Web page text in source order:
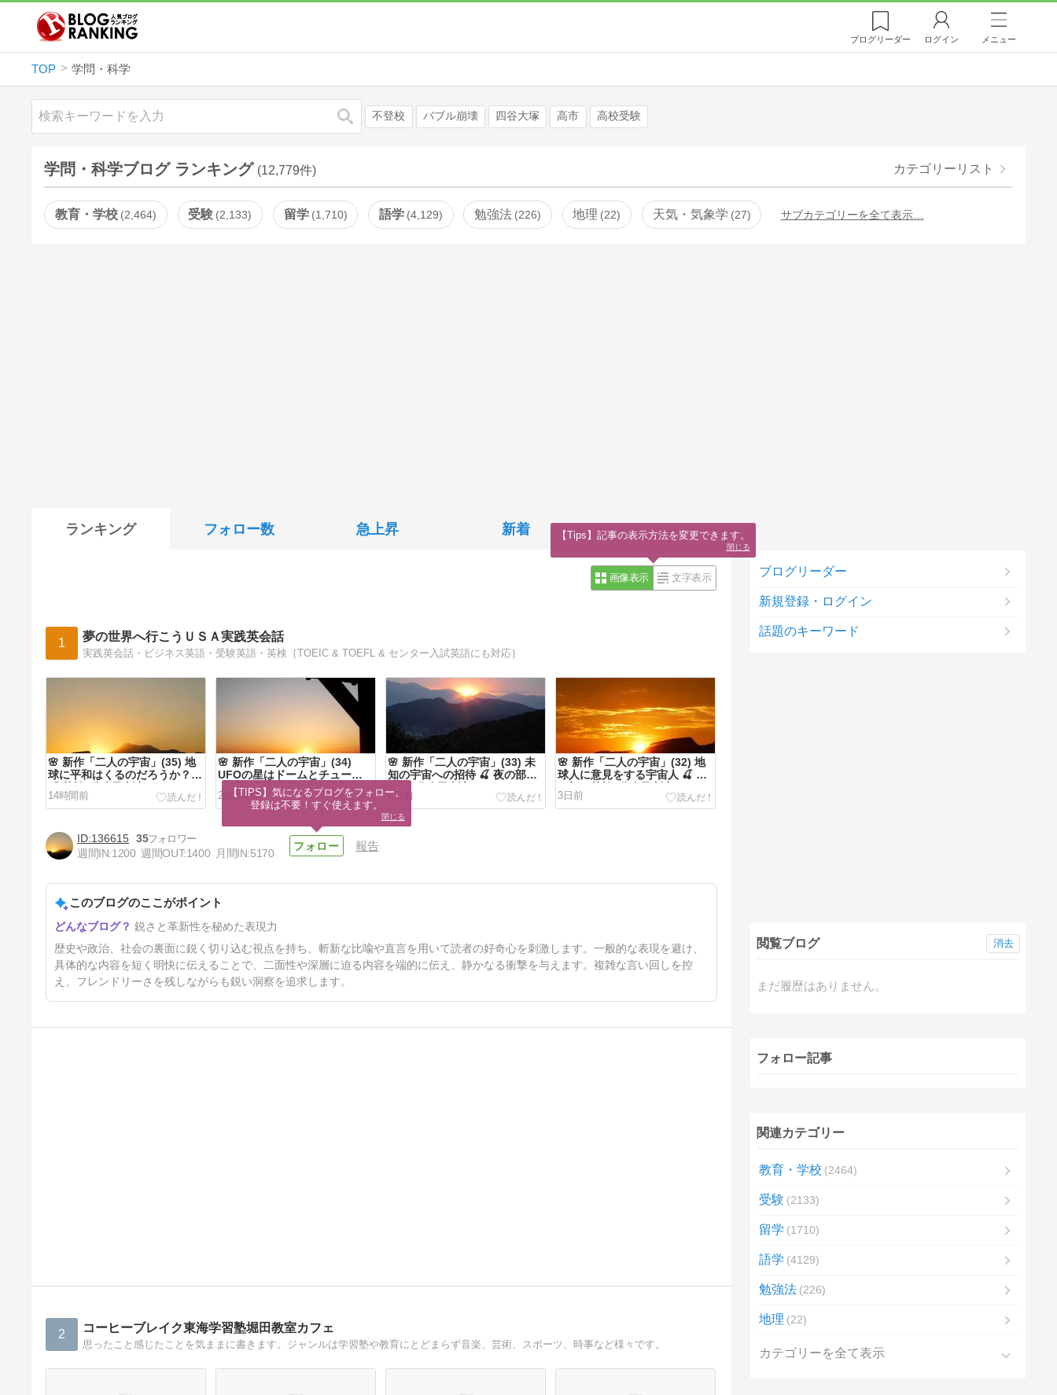
ブログリーダー ログイン メニュー
TOP 学問・科学
検索 不登校 バブル崩壊 四谷大塚 高市 高校受験
学問・科学ブログ ランキング (12,779件) カテゴリーリスト
教育・学校 2,464 受験 2,133 留学 1,710 語学 4,129 勉強法 226 地理 22 天気・気象学 27 サブカテゴリーを全て表示…
ランキング フォロー数 急上昇 新着
画像表示 文字表示
1 夢の世界へ行こうＵＳＡ実践英会話
実践英会話・ビジネス英語・受験英語・英検｛TOEIC & TOEFL & センター入試英語にも対応｝
🌸 新作「二人の宇宙」(35) 地
球に平和はくるのだろうか？
🍒 英検3分自己判定
14時間前
🌸 新作「二人の宇宙」(34)
UFOの星はドームとチューブ
🍒 夜の部・英検3分自己判定
20時間前
🌸 新作「二人の宇宙」(33) 未
知の宇宙への招待 🍒 夜の部・
2日前
🌸 新作「二人の宇宙」(32) 地
球人に意見をする宇宙人 🍒 夜
の部・英検3分自己判定
3日前
🌸 新作「二人の宇宙」(31) 謎
のUFOがNASAに着陸 🍒 夜の
4日前
136615 35
週間IN:1200 週間OUT:1400 月間IN:5170
報告
このブログのここがポイント
鋭さと革新性を秘めた表現力
歴史や政治、社会の裏面に鋭く切り込む視点を持ち、斬新な比喩や直言を用いて読者の好奇心を刺激します。一般的な表現を避け、
具体的な内容を短く明快に伝えることで、二面性や深層に迫る内容を端的に伝え、静かなる衝撃を与えます。複雑な言い回しを控
え、フレンドリーさを残しながらも鋭い洞察を追求します。
2 コーヒーブレイク東海学習塾堀田教室カフェ
思ったこと感じたことを気ままに書きます。ジャンルは学習塾や教育にとどまらず音楽、芸術、スポーツ、時事など様々です。
ブログリーダー
新規登録・ログイン
話題のキーワード
閲覧ブログ
まだ履歴はありません。
消去
フォロー記事
関連カテゴリー
教育・学校 2464
受験 2133
留学 1710
語学 4129
勉強法 226
地理 22
カテゴリーを全て表示
【TIPS】気になるブログをフォロー。
登録は不要！すぐ使えます。
閉じる
【Tips】記事の表示方法を変更できます。
閉じる